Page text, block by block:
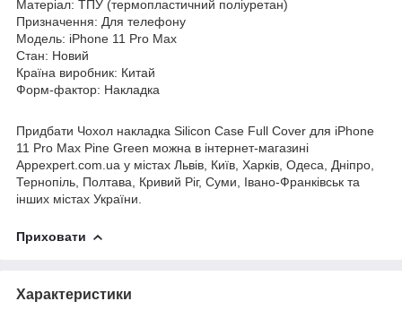
Матеріал: ТПУ (термопластичний поліуретан)
Призначення: Для телефону
Модель: iPhone 11 Pro Max
Стан: Новий
Країна виробник: Китай
Форм-фактор: Накладка
Придбати Чохол накладка Silicon Case Full Cover для iPhone
11 Pro Max Pine Green можна в інтернет-магазині
Appexpert.com.ua у містах Львів, Київ, Харків, Одеса, Дніпро,
Тернопіль, Полтава, Кривий Ріг, Суми, Івано-Франківськ та
інших містах України.
Приховати
Характеристики